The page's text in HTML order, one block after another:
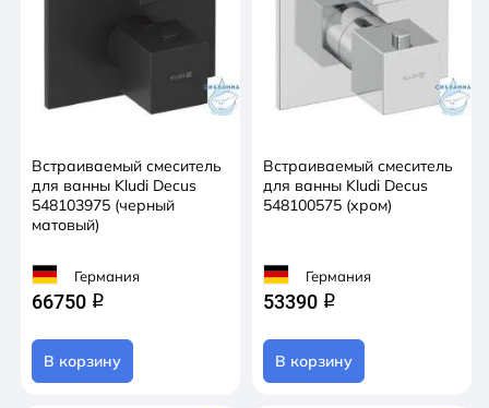
Встраиваемый смеситель
для ванны Kludi Decus
548103975 (черный
матовый)
Германия
66750 q
В корзину
Встраиваемый смеситель
для ванны Kludi Decus
548100575 (хром)
Германия
53390 q
В корзину